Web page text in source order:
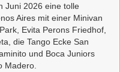
Juni 2026 eine tolle
Aires mit einer Minivan
Evita Perons Friedhof,
die Tango Ecke San
und Boca Juniors
Madero.